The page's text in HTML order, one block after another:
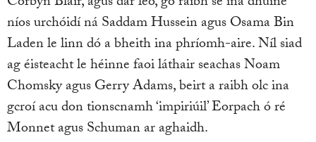
níos urchóidí ná Saddam Hussein agus Osama Bin
Laden le linn dó a bheith ina phríomh-aire. Níl siad
ag éisteacht le héinne faoi láthair seachas Noam
Chomsky agus Gerry Adams, beirt a raibh olc ina
gcroí acu don tionscnamh ‘impiriúil’ Eorpach ó ré
Monnet agus Schuman ar aghaidh.